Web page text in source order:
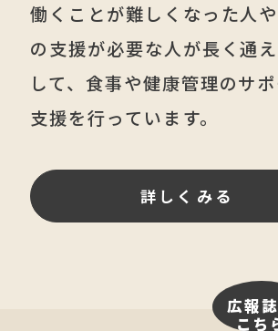
働くことが難しくなった人
の支援が必要な人が長く通
して、食事や健康管理のサ
支援を行っています。
詳しくみる
広報
こち